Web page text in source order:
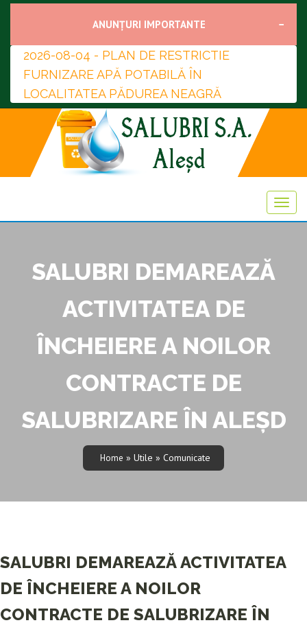
ANUNȚURI IMPORTANTE
2026-08-04 - PLAN DE RESTRICTIE
FURNIZARE APĂ POTABILĂ ÎN
LOCALITATEA PĂDUREA NEAGRĂ
SALUBRI DEMAREAZĂ
ACTIVITATEA DE
ÎNCHEIERE A NOILOR
CONTRACTE DE
SALUBRIZARE ÎN ALEȘD
Home » Utile » Comunicate
SALUBRI DEMAREAZĂ ACTIVITATEA
DE ÎNCHEIERE A NOILOR
CONTRACTE DE SALUBRIZARE ÎN